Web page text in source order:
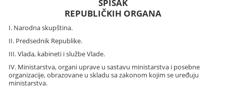
SPISAK
REPUBLIČKIH ORGANA
I. Narodna skupština.
II. Predsednik Republike.
III. Vlada, kabineti i službe Vlade.
IV. Ministarstva, organi uprave u sastavu ministarstva i posebne
organizacije, obrazovane u skladu sa zakonom kojim se uređuju
ministarstva.